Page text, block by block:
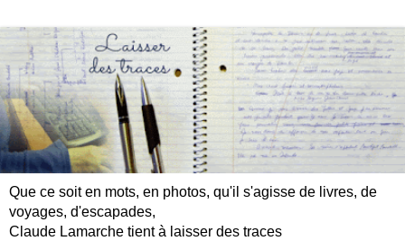
Que ce soit en mots, en photos, qu'il s'agisse de livres, de
voyages, d'escapades,
Claude Lamarche tient à laisser des traces